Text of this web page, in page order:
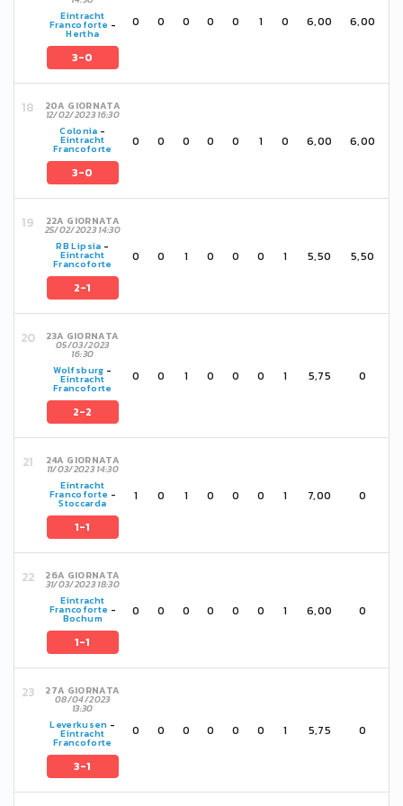
Eintracht
Francoforte -
Hertha
3-0
0 0 0 0 0 1 0 6,00 6,00
20A GIORNATA
12/02/2023 16:30
Colonia -
Eintracht
Francoforte
3-0
0 0 0 0 0 1 0 6,00 6,00
22A GIORNATA
25/02/2023 14:30
RB Lipsia -
Eintracht
Francoforte
2-1
0 0 1 0 0 0 1 5,50 5,50
23A GIORNATA
05/03/2023
16:30
Wolfsburg -
Eintracht
Francoforte
2-2
0 0 1 0 0 0 1 5,75 0
24A GIORNATA
11/03/2023 14:30
Eintracht
Francoforte -
Stoccarda
1-1
1 0 1 0 0 0 1 7,00 0
26A GIORNATA
31/03/2023 18:30
Eintracht
Francoforte -
Bochum
1-1
0 0 0 0 0 0 1 6,00 0
27A GIORNATA
08/04/2023
13:30
Leverkusen -
Eintracht
Francoforte
3-1
0 0 0 0 0 0 1 5,75 0